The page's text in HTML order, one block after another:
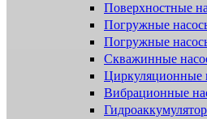
Поверхностные
Погружные
Погружные
Скважинные
Циркуляционные
Вибрационные